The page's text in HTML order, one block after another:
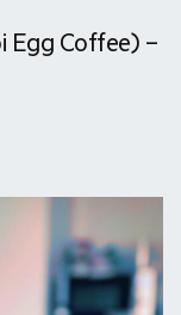
Coffee) –